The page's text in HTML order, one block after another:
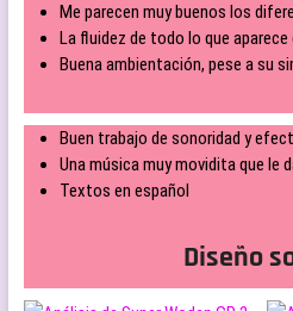
Me parecen muy buenos los
La fluidez de todo lo que
Buena ambientación, pese a su
Buen trabajo de sonoridad y
Una música muy movidita que le
Textos en español
Diseño